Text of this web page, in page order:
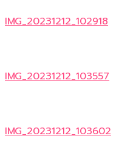
IMG_20231212_102918
IMG_20231212_103557
IMG_20231212_103602